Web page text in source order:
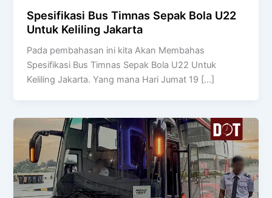
Spesifikasi Bus Timnas Sepak Bola U22
Untuk Keliling Jakarta
Pada pembahasan ini kita Akan Membahas
Spesifikasi Bus Timnas Sepak Bola U22 Untuk
Keliling Jakarta. Yang mana Hari Jumat 19 […]